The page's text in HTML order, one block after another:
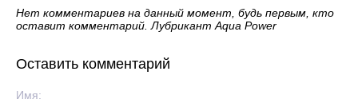
Нет комментариев на данный момент, будь первым, кто
оставит комментарий. Лубрикант Aqua Power
Оставить комментарий
Имя: